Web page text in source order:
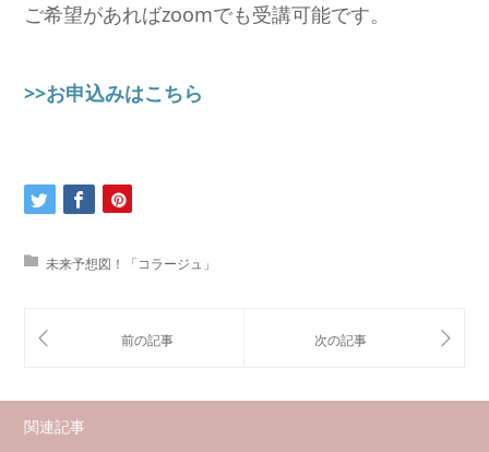
ご希望があればzoomでも受講可能です。
>>お申込みはこちら
未来予想図！「コラージュ」
関連記事